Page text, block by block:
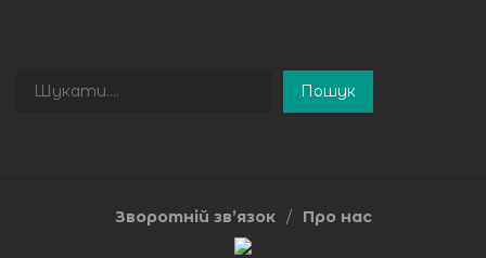
Пошук
Пошук
Зворотній зв’язок Про нас